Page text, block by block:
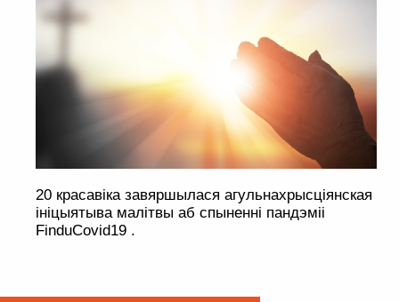
20 красавіка завяршылася агульнахрысціянская
ініцыятыва малітвы аб спыненні пандэміі
FinduCovid19 .